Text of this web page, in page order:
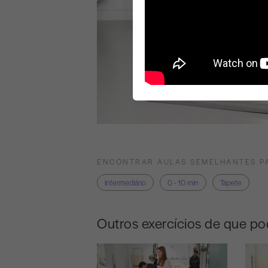
ENCONTRAR AULAS SEMELHANTES
Intermediário
0 - 10 min Tapete
Outros exercícios de que